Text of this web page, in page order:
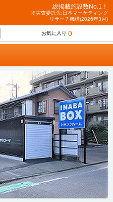
総掲載施設数No.1！
※実査委託先:日本マーケティング
リサーチ機構(2026年3月)
お気に入り 0